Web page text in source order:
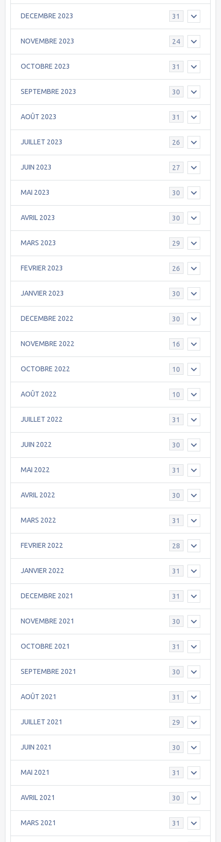
DECEMBRE 2023 31
NOVEMBRE 2023 24
OCTOBRE 2023 31
SEPTEMBRE 2023 30
AOÛT 2023 31
JUILLET 2023 26
JUIN 2023 27
MAI 2023 30
AVRIL 2023 30
MARS 2023 29
FEVRIER 2023 26
JANVIER 2023 30
DECEMBRE 2022 30
NOVEMBRE 2022 16
OCTOBRE 2022 10
AOÛT 2022 10
JUILLET 2022 31
JUIN 2022 30
MAI 2022 31
AVRIL 2022 30
MARS 2022 31
FEVRIER 2022 28
JANVIER 2022 31
DECEMBRE 2021 31
NOVEMBRE 2021 30
OCTOBRE 2021 31
SEPTEMBRE 2021 30
AOÛT 2021 31
JUILLET 2021 29
JUIN 2021 30
MAI 2021 31
AVRIL 2021 30
MARS 2021 31